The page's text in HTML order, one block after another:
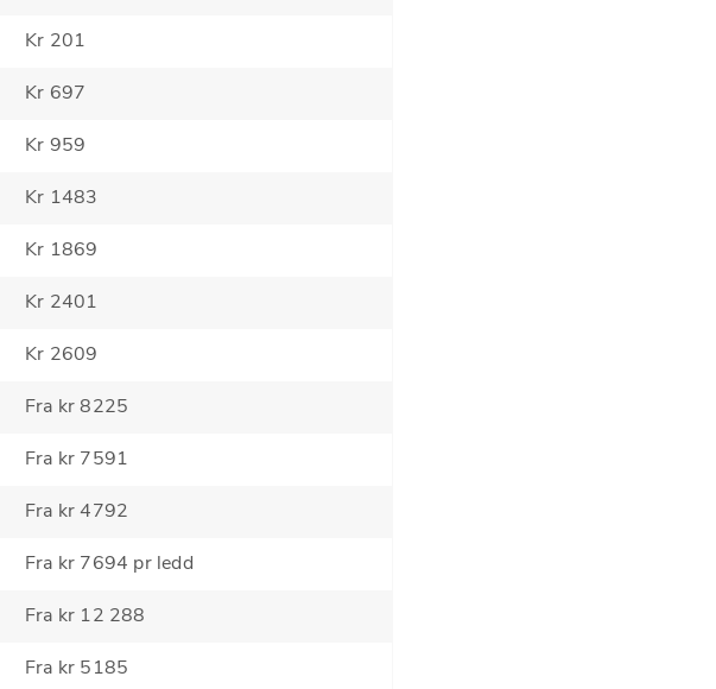
Kr 201
Kr 697
Kr 959
Kr 1483
Kr 1869
Kr 2401
Kr 2609
Fra kr 8225
Fra kr 7591
Fra kr 4792
Fra kr 7694 pr ledd
Fra kr 12 288
Fra kr 5185